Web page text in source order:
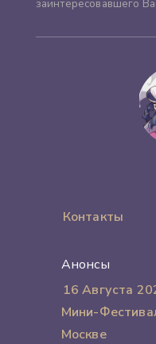
заинтересовавшего
Контакты
Анонсы
16 Августа
Мини-
Москве